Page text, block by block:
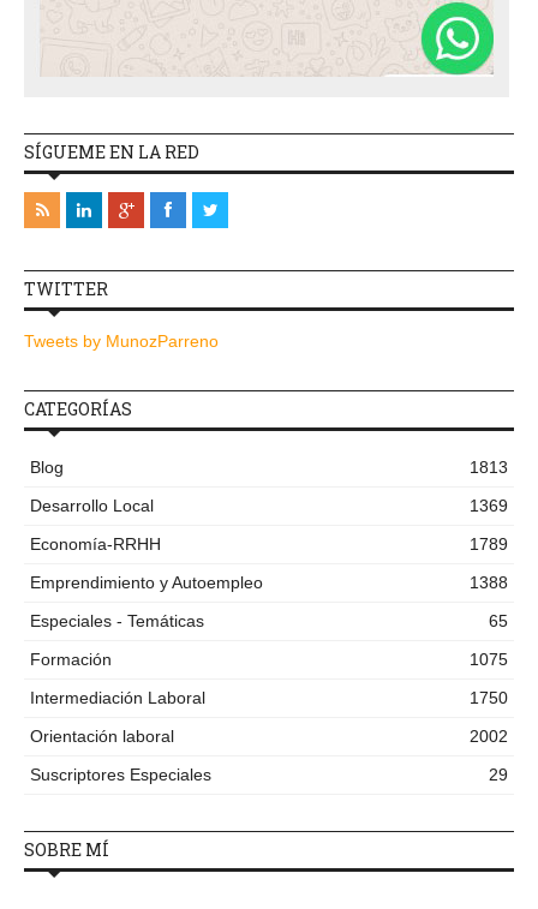
SÍGUEME EN LA RED
TWITTER
Tweets by MunozParreno
CATEGORÍAS
Blog
1813
Desarrollo Local
1369
Economía-RRHH
1789
Emprendimiento y Autoempleo
1388
Especiales - Temáticas
65
Formación
1075
Intermediación Laboral
1750
Orientación laboral
2002
Suscriptores Especiales
29
SOBRE MÍ